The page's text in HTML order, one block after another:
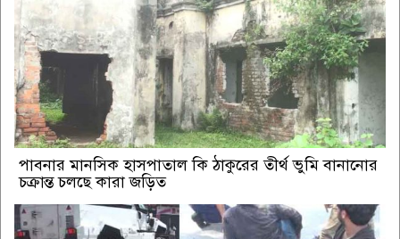
পাবনার মানসিক হাসপাতাল কি ঠাকুরের তীর্থ ভুমি বানানোর
চক্রান্ত চলছে কারা জড়িত